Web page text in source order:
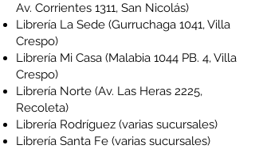
Av. Corrientes 1311, San Nicolás)
Librería La Sede (Gurruchaga 1041, Villa
Crespo)
Librería Mi Casa (Malabia 1044 PB. 4, Villa
Crespo)
Librería Norte (Av. Las Heras 2225,
Recoleta)
Librería Rodríguez (varias sucursales)
Librería Santa Fe (varias sucursales)